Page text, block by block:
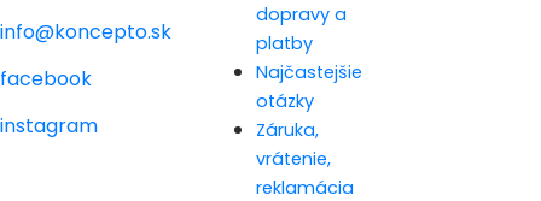
info@koncepto.sk
facebook
instagram
dopravy a
platby
Najčastejšie
otázky
Záruka,
vrátenie,
reklamácia